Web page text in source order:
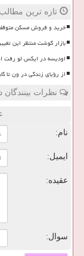
تازه ترین
خرید و فروش مسکن
بازار گوشت منتظر این
اودیسه در ایکس لو رفت
از رؤیای زندگی در ون تا
نظرات
نام:
ایمیل:
عقیده:
سوال: